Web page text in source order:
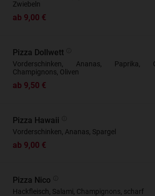
Zwiebeln
ab 9,00 €
Pizza Dollwett
Vorderschinken, Ananas, Paprika,
Champignons, Oliven
ab 9,50 €
Pizza Hawaii
Vorderschinken, Ananas, Spargel
ab 9,00 €
Pizza Nico
Hackfleisch, Salami, Champignons, scharf